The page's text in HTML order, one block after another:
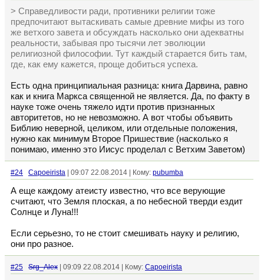
> Справедливости ради, противники религии тоже
предпочитают вытаскивать самые древние мифы из того
же ветхого завета и обсуждать насколько они адекватны
реальности, забывая про тысячи лет эволюции
религиозной философии. Тут каждый старается бить там,
где, как ему кажется, проще добиться успеха.
Есть одна принципиальная разница: книга Дарвина, равно
как и книга Маркса священной не является. Да, по факту в
науке тоже очень тяжело идти против признанных
авторитетов, но не невозможно. А вот чтобы объявить
Библию неверной, целиком, или отдельные положения,
нужно как минимум Второе Пришествие (насколько я
понимаю, именно это Иисус проделал с Ветхим Заветом)
#24 Capoeirista | 09:07 22.08.2014 | Кому: pubumba
А еще каждому атеисту известно, что все верующие
считают, что Земля плоская, а по небесной тверди ездит
Солнце и Луна!!!
Если серьезно, то не стоит смешивать науку и религию,
они про разное.
#25 Srg_Alex | 09:09 22.08.2014 | Кому: Capoeirista